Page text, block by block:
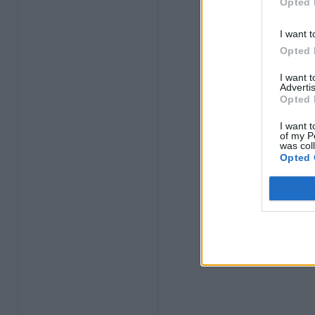
I want
Opted
I want
Opted
I want
of my
was
Opted